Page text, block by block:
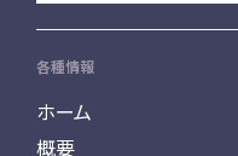
各種情報
ホーム
概要